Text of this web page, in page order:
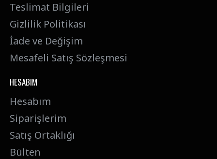
Teslimat Bilgileri
Gizlilik Politikası
İade ve Değişim
Mesafeli Satış Sözleşmesi
HESABIM
Hesabım
Siparişlerim
Satış Ortaklığı
Bülten